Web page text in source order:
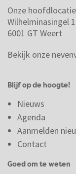
Onze
Wilhelminasingel
6001 GT Weert
Bekijk onze
Blijf op de hoogte!
Nieuws
Agenda
Aanmelden
Contact
Goed om te weten